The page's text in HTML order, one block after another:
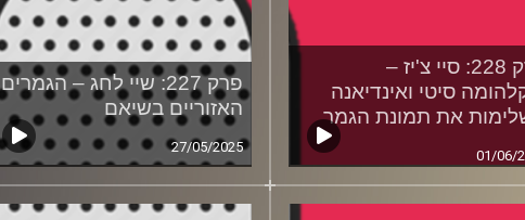
פרק 228: סיי צ'יז –
סיטי ואינדיאנה
את תמונת הגמר
01/06/
פרק 227: שיי לחג – הגמרים
האזוריים בשיאם
27/05/2025